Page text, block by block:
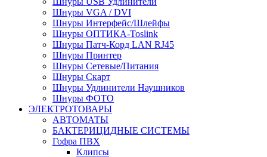
Шнуры VGA / DVI
Шнуры Интерфейс/Шлейфы
Шнуры ОПТИКА-Toslink
Шнуры Патч-Корд LAN RJ45
Шнуры Принтер
Шнуры Сетевые/Питания
Шнуры Скарт
Шнуры Удлинители Наушников
Шнуры ФОТО
ЭЛЕКТРОТОВАРЫ
АВТОМАТЫ
БАКТЕРИЦИДНЫЕ СИСТЕМЫ
Гофра ПВХ
Клипсы